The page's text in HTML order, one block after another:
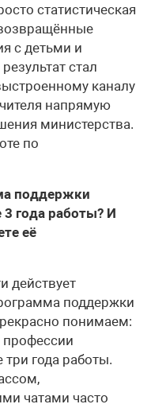
статистическая
с детьми и
стал
каналу
напрямую
министерства.
по
поддержки
года работы? И
её
действует
поддержки
понимаем:
года работы.
чатами часто